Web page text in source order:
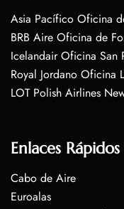
Asia Pacífico Oficina
BRB Aire Oficina de
Icelandair Oficina San
Royal Jordano Oficina
LOT Polish Airlines
Enlaces Rápidos
Cabo de Aire
Euroalas